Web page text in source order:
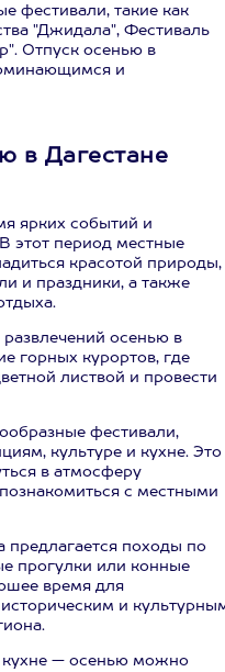
фестивали, такие как
"Джидала", Фестиваль
Отпуск осенью в
и
в Дагестане
ярких событий и
этот период местные
красотой природы,
и праздники, а также
осенью в
горных курортов, где
листвой и провести
фестивали,
культуре и кухне. Это
в атмосферу
с местными
предлагается походы по
прогулки или конные
время для
и
кухне — осенью можно